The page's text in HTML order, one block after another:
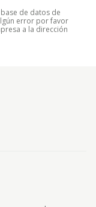
de datos de
error por favor
a la dirección